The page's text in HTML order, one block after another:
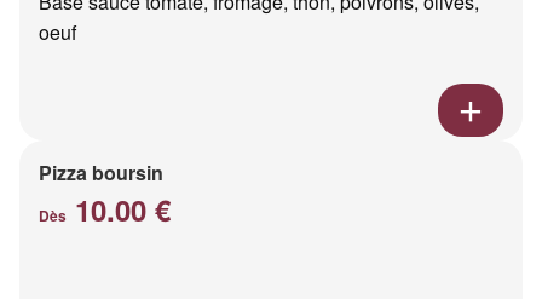
oeuf
Pizza boursin
Dès 10.00 €